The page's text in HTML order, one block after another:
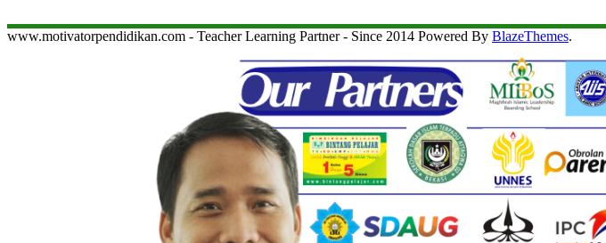
www.motivatorpendidikan.com - Teacher Learning Partner - Since 2014 Powered By BlazeThemes.